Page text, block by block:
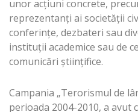
unor acțiuni concrete,
reprezentanți ai societății
conferințe, dezbateri sau
instituții academice sau de
comunicări științifice.
Campania „Terorismul de
perioada 2004-2010, a